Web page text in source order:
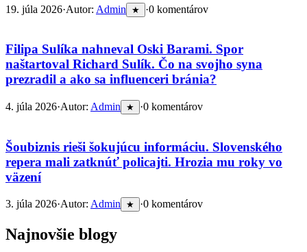
19. júla 2026·Autor: Admin ★ ·0 komentárov
Filipa Sulíka nahneval Oski Barami. Spor
naštartoval Richard Sulík. Čo na svojho syna
prezradil a ako sa influenceri bránia?
4. júla 2026·Autor: Admin ★ ·0 komentárov
Šoubiznis rieši šokujúcu informáciu. Slovenského
repera mali zatknúť policajti. Hrozia mu roky vo
väzení
3. júla 2026·Autor: Admin ★ ·0 komentárov
Najnovšie blogy